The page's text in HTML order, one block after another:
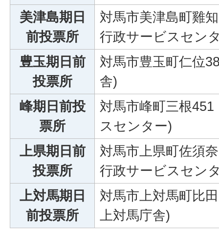
美津島期日
前投票所
対馬市美津島町雞
行政サービスセン
豊玉期日前
投票所
対馬市豊玉町仁位
舎)
峰期日前投
票所
対馬市峰町三根
スセンター)
上県期日前
投票所
対馬市上県町佐須
行政サービスセン
上対馬期日
前投票所
対馬市上対馬町比
上対馬庁舎)